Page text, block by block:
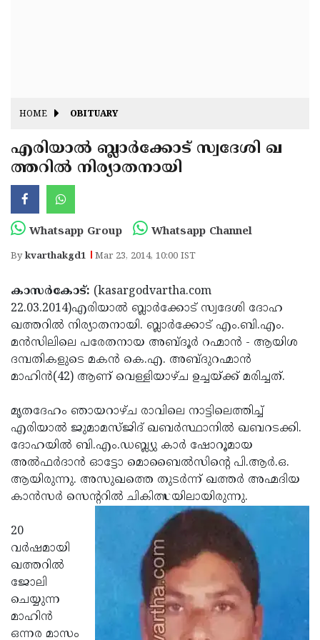
J&K
State
Assembly
Elections
Haryana
State
Assembly
Diwali
Christmas
Election
Maha
Shivarathri
International
Women's
Anti-
Campaign
Pongala
2025
Holi
2025
2025
Eid
Al-
2025
Controversy
Festival
2025
Good
Friday
Observance
2025
Easter
Sunday
2025
By-
Election
Bihar
HOME OBITUARY
എരിയാല്‍ ബ്ലാര്‍ക്കോട് സ്വദേശി ഖ
ത്തറില്‍ നിര്യാതനായി
Whatsapp Group Whatsapp Channel
Bykvarthakgd1 Mar 23, 2014, 10:00 IST
കാസര്‍കോട്: (kasargodvartha.com
22.03.2014)എരിയാല്‍ ബ്ലാര്‍ക്കോട് സ്വദേശി ദോഹ
ഖത്തറില്‍ നിര്യാതനായി. ബ്ലാര്‍ക്കോട് എം.ബി.എം.
മന്‍സിലിലെ പരേതനായ അബ്ദൂര്‍ റഹ്മാന്‍ - ആയിശ
ദമ്പതികളുടെ മകന്‍ കെ.എ. അബ്ദുറഹ്മാന്‍
മാഹിന്‍(42) ആണ് വെള്ളിയാഴ്ച ഉച്ചയ്ക്ക് മരിച്ചത്.
മൃതദേഹം ഞായറാഴ്ച രാവിലെ നാട്ടിലെത്തിച്ച്
എരിയാല്‍ ജുമാമസ്ജിദ് ഖബര്‍സ്ഥാനില്‍ ഖബറടക്കി.
ദോഹയില്‍ ബി.എം.ഡബ്ല്യു കാര്‍ ഷോറൂമായ
അല്‍ഫര്‍ദാന്‍ ഓട്ടോ മൊബൈല്‍സിന്റെ പി.ആര്‍.ഒ.
ആയിരുന്നു. അസുഖത്തെ തുടര്‍ന്ന് ഖത്തര്‍ അഹ്മദിയ
കാന്‍സര്‍ സെന്ററില്‍ ചികിത്സയിലായിരുന്നു.
20
വര്‍ഷമായി
ഖത്തറില്‍
ജോലി
ചെയ്യുന്ന
മാഹിന്‍
ഒന്നര മാസം